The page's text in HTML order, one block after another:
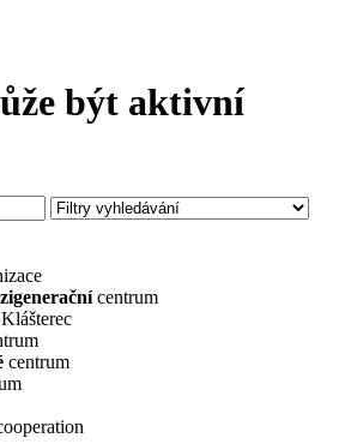
být aktivní
centrum
Klášterec
centrum